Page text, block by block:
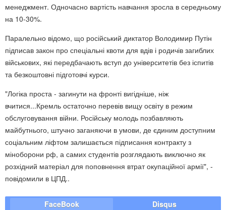
менеджмент. Одночасно вартість навчання зросла в середньому
на 10-30%.
Паралельно відомо, що російський диктатор Володимир Путін
підписав закон про спеціальні квоти для вдів і родичів загиблих
військових, які передбачають вступ до університетів без іспитів
та безкоштовні підготовчі курси.
"Логіка проста - загинути на фронті вигідніше, ніж
вчитися...Кремль остаточно перевів вищу освіту в режим
обслуговування війни. Російську молодь позбавляють
майбутнього, штучно заганяючи в умови, де єдиним доступним
соціальним ліфтом залишається підписання контракту з
міноборони рф, а самих студентів розглядають виключно як
розхідний матеріал для поповнення втрат окупаційної армії", -
повідомили в ЦПД..
FaceBook Disqus